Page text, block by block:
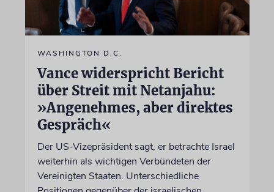
WASHINGTON D.C.
Vance widerspricht Bericht
über Streit mit Netanjahu:
»Angenehmes, aber direktes
Gespräch«
Der US-Vizepräsident sagt, er betrachte Israel
weiterhin als wichtigen Verbündeten der
Vereinigten Staaten. Unterschiedliche